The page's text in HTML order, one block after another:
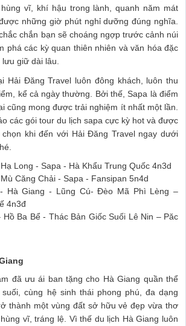
vĩ, khí hậu trong lành, quanh năm mát
những giờ phút nghỉ dưỡng đúng nghĩa.
chắn bạn sẽ choáng ngợp trước cảnh núi
phá các kỳ quan thiên nhiên và văn hóa đặc
giữ dài lâu.
Hải Đăng Travel luôn đông khách, luôn thu
kể cả ngày thường. Bởi thế, Sapa là điểm
cũng mong được trải nghiệm ít nhất một lần.
các gói tour du lịch sapa cực kỳ hot và được
khi đến với Hải Đăng Travel ngay dưới
Long - Sapa - Hà Khẩu Trung Quốc 4n3d
Căng Chải - Sapa - Fansipan 5n4d
Hà Giang - Lũng Cú- Đèo Mã Phì Lèng –
4n3đ
Hồ Ba Bể - Thác Bản Giốc Suối Lê Nin – Păc
đã ưu ái ban tặng cho Hà Giang quần thể
cùng hệ sinh thái phong phú, đa dạng
thành một vùng đất sở hữu vẻ đẹp vừa thơ
vĩ, tráng lệ. Vì thế du lịch Hà Giang luôn